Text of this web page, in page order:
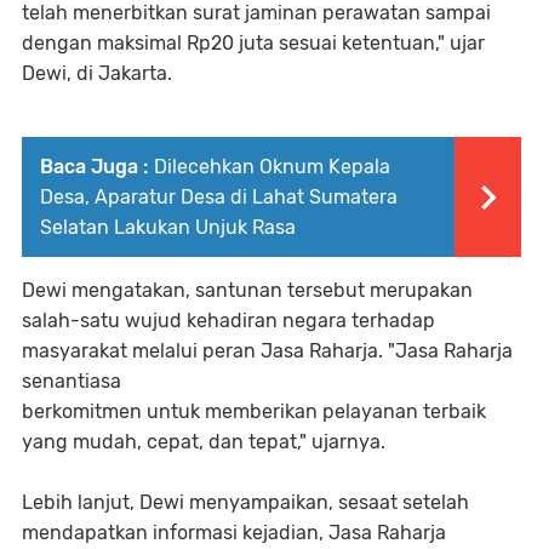
telah menerbitkan surat jaminan perawatan sampai
dengan maksimal Rp20 juta sesuai ketentuan," ujar
Dewi, di Jakarta.
Baca Juga : Dilecehkan Oknum Kepala
Desa, Aparatur Desa di Lahat Sumatera
Selatan Lakukan Unjuk Rasa
Dewi mengatakan, santunan tersebut merupakan
salah-satu wujud kehadiran negara terhadap
masyarakat melalui peran Jasa Raharja. "Jasa Raharja
senantiasa
berkomitmen untuk memberikan pelayanan terbaik
yang mudah, cepat, dan tepat," ujarnya.
Lebih lanjut, Dewi menyampaikan, sesaat setelah
mendapatkan informasi kejadian, Jasa Raharja